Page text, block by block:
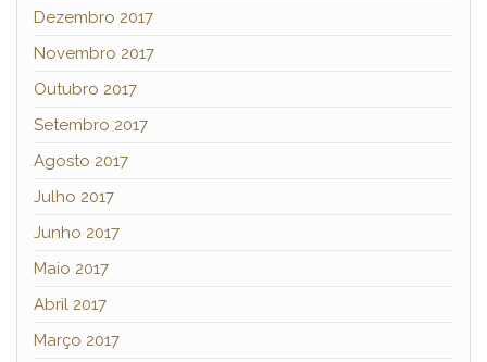
Dezembro 2017
Novembro 2017
Outubro 2017
Setembro 2017
Agosto 2017
Julho 2017
Junho 2017
Maio 2017
Abril 2017
Março 2017